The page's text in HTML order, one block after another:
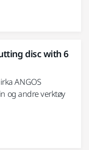
disc with 6
ANGOS
og andre verktøy